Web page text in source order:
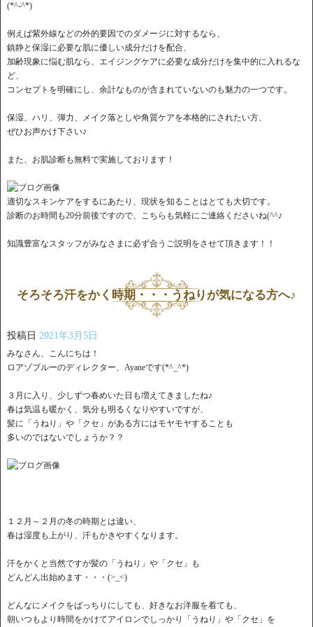
(*^-^*)
例えば紫外線などの外的要因でのダメージに対するなら、
鎮静と保湿に必要な肌に優しい成分だけを配合、
加齢現象に悩む肌なら、エイジングケアに必要な成分だけを集中的に入れるな
ど、
コンセプトを明確にし、余計なものが含まれていないのも魅力の一つです。
保湿、ハリ、弾力、メイク落としや角質ケアを本格的にされたい方、
ぜひお声かけ下さい♪
また、お肌診断も無料で実施しております！
適切なスキンケアをするにあたり、現状を知ることはとても大切です。
診断のお時間も20分前後ですので、こちらも気軽にご連絡くださいね(^^♪
知識豊富なスタッフがみなさまに必ず合うご説明をさせて頂きます！！
そろそろ汗をかく時期・・・うねりが気になる方へ♪
投稿日 2021年3月5日
みなさん、こんにちは！
ロアゾブルーのディレクター、Ayaneです(*^_^*)
３月に入り、少しずつ春めいた日も増えてきましたね♪
春は気温も暖かく、気分も明るくなりやすいですが、
髪に「うねり」や「クセ」がある方にはモヤモヤすることも
多いのではないでしょうか？？
１２月～２月の冬の時期とは違い、
春は湿度も上がり、汗もかきやすくなります。
汗をかくと当然ですが髪の「うねり」や「クセ」も
どんどん出始めます・・・(>_<)
どんなにメイクをばっちりにしても、好きなお洋服を着ても、
朝いつもより時間をかけてアイロンでしっかり「うねり」や「クセ」を